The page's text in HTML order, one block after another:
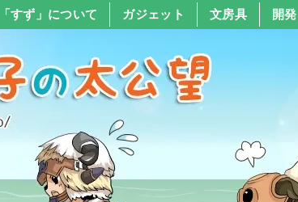
「すず」について ガジェット 文房具 開発